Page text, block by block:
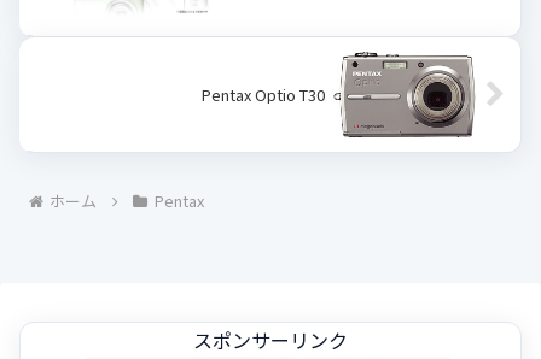
Pentax Optio T30
ホーム Pentax
スポンサーリンク